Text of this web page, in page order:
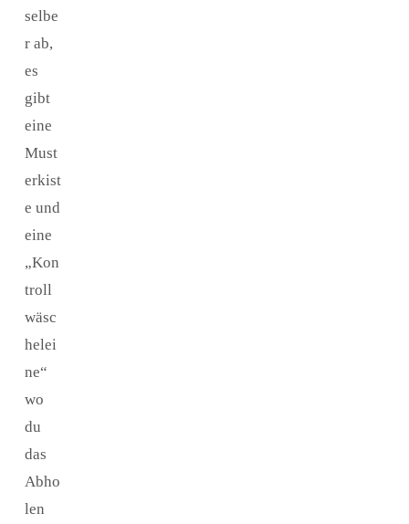
selbe
r ab,
es
gibt
eine
Must
erkist
e und
eine
„Kon
troll
wäsc
helei
ne“
wo
du
das
Abho
len